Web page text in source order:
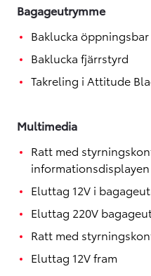
Bagageutrymme
Baklucka
Baklucka fjärrstyrd
Takreling i Attitude
Multimedia
Ratt med
informationsdisplayen
Eluttag 12V i
Eluttag 220V
Ratt med
Eluttag 12V fram